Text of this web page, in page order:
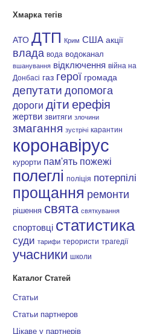
Хмарка тегів
АТО ДТП Крим США акції
влада вода водоканал
вшанування відключення війна на
Донбасі газ герої громада
депутати допомога
дороги діти ерефія
жертви звитяги злочини
змагання зустрічі карантин
коронавірус
курорти пам'ять пожежі
полеглі поліція потерпілі
прощання ремонти
рішення свята святкування
спортовці статистика
суди тарифи терористи трагедії
учасники школи
Каталог Статей
Статьи
Статьи партнеров
Цікаве у партнерів